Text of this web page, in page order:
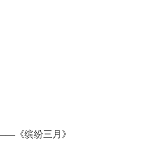
《缤纷三月》